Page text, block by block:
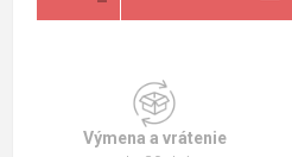
Výmena a vrátenie